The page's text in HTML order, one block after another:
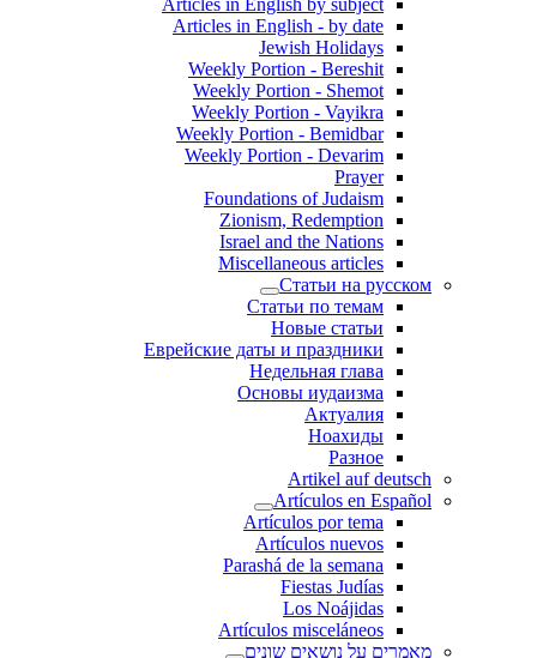
Articles in English by subject
Articles in English - by date
Jewish Holidays
Weekly Portion - Bereshit
Weekly Portion - Shemot
Weekly Portion - Vayikra
Weekly Portion - Bemidbar
Weekly Portion - Devarim
Prayer
Foundations of Judaism
Zionism, Redemption
Israel and the Nations
Miscellaneous articles
Статьи на русском
Статьи по темам
Новые статьи
Еврейские даты и праздники
Недельная глава
Основы иудаизма
Актуалия
Ноахиды
Разное
Artikel auf deutsch
Artículos en Español
Artículos por tema
Artículos nuevos
Parashá de la semana
Fiestas Judías
Los Noájidas
Artículos misceláneos
מאמרים על נושאים שונים